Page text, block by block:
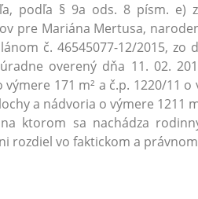
podľa § 9a ods. 8 písm. e)
pre Mariána Mertusa,
č. 46545077-12/2015, zo
overený dňa 11. 02.
171 m² a č.p. 1220/11 o
a nádvoria o výmere 1211
ktorom sa nachádza
rozdiel vo faktickom a